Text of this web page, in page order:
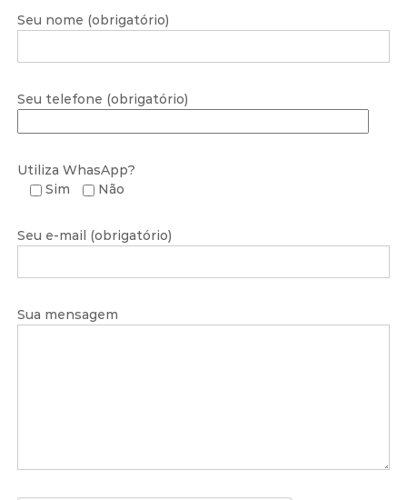
Seu nome (obrigatório)
Seu telefone (obrigatório)
Utiliza WhasApp?
Sim
Não
Seu e-mail (obrigatório)
Sua mensagem